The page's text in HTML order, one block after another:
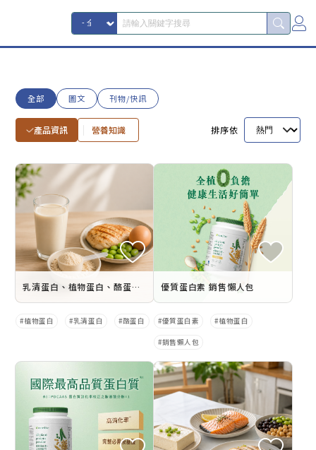
全部 圖文 刊物/快訊
產品資訊 營養知識 排序依
乳清蛋白、植物蛋白、酪蛋白差在哪？一次選對適合你的蛋白粉
植物蛋白 乳清蛋白 酪蛋白
優質蛋白素 銷售懶人包
優質蛋白素 植物蛋白
銷售懶人包